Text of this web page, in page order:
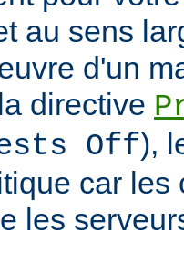
au sens
d'un
directive
Off),
car les
les